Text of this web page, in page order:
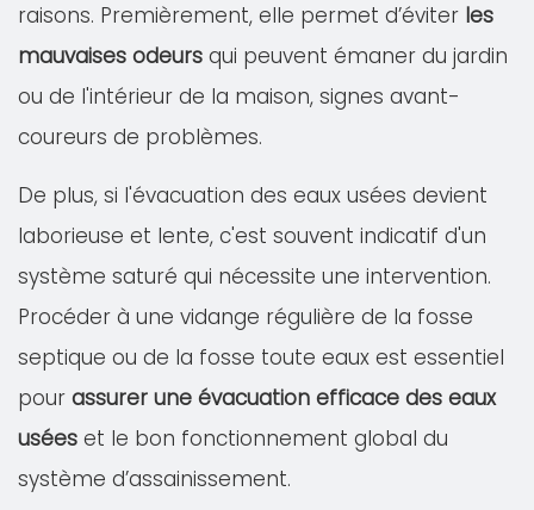
raisons. Premièrement, elle permet d’éviter les
mauvaises odeurs qui peuvent émaner du jardin
ou de l'intérieur de la maison, signes avant-
coureurs de problèmes.
De plus, si l'évacuation des eaux usées devient
laborieuse et lente, c'est souvent indicatif d'un
système saturé qui nécessite une intervention.
Procéder à une vidange régulière de la fosse
septique ou de la fosse toute eaux est essentiel
pour assurer une évacuation efficace des eaux
usées et le bon fonctionnement global du
système d’assainissement.